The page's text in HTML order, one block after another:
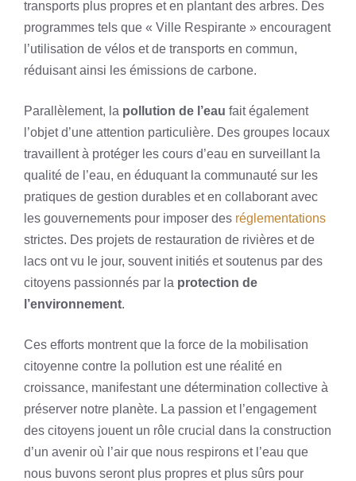
transports plus propres et en plantant des arbres. Des
programmes tels que « Ville Respirante » encouragent
l’utilisation de vélos et de transports en commun,
réduisant ainsi les émissions de carbone.
Parallèlement, la pollution de l’eau fait également
l’objet d’une attention particulière. Des groupes locaux
travaillent à protéger les cours d’eau en surveillant la
qualité de l’eau, en éduquant la communauté sur les
pratiques de gestion durables et en collaborant avec
les gouvernements pour imposer des réglementations
strictes. Des projets de restauration de rivières et de
lacs ont vu le jour, souvent initiés et soutenus par des
citoyens passionnés par la protection de
l’environnement.
Ces efforts montrent que la force de la mobilisation
citoyenne contre la pollution est une réalité en
croissance, manifestant une détermination collective à
préserver notre planète. La passion et l’engagement
des citoyens jouent un rôle crucial dans la construction
d’un avenir où l’air que nous respirons et l’eau que
nous buvons seront plus propres et plus sûrs pour